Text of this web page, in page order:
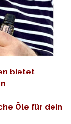
bietet
Öle für dein